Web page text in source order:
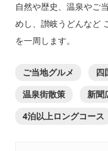
自然や歴史、温泉やご
めし、讃岐うどんなど
を一周します。
ご当地グルメ 四
温泉街散策
新聞
4泊以上ロングコース